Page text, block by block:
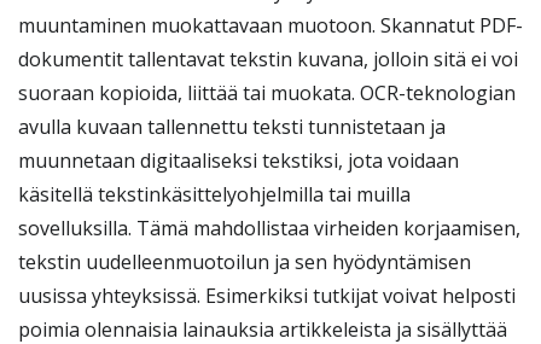
muuntaminen muokattavaan muotoon. Skannatut PDF-
dokumentit tallentavat tekstin kuvana, jolloin sitä ei voi
suoraan kopioida, liittää tai muokata. OCR-teknologian
avulla kuvaan tallennettu teksti tunnistetaan ja
muunnetaan digitaaliseksi tekstiksi, jota voidaan
käsitellä tekstinkäsittelyohjelmilla tai muilla
sovelluksilla. Tämä mahdollistaa virheiden korjaamisen,
tekstin uudelleenmuotoilun ja sen hyödyntämisen
uusissa yhteyksissä. Esimerkiksi tutkijat voivat helposti
poimia olennaisia lainauksia artikkeleista ja sisällyttää